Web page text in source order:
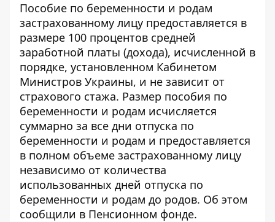
Пособие по беременности и родам
застрахованному лицу предоставляется в
размере 100 процентов средней
заработной платы (дохода), исчисленной в
порядке, установленном Кабинетом
Министров Украины, и не зависит от
страхового стажа. Размер пособия по
беременности и родам исчисляется
суммарно за все дни отпуска по
беременности и родам и предоставляется
в полном объеме застрахованному лицу
независимо от количества
использованных дней отпуска по
беременности и родам до родов. Об этом
сообщили в Пенсионном фонде.